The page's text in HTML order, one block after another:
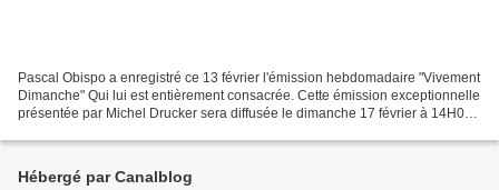
Pascal Obispo a enregistré ce 13 février l'émission hebdomadaire "Vivement
Dimanche" Qui lui est entièrement consacrée. Cette émission exceptionnelle
présentée par Michel Drucker sera diffusée le dimanche 17 février à 14H00
Hébergé par Canalblog